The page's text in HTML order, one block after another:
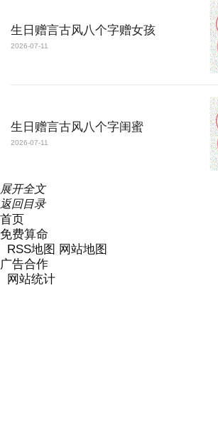
生日赠言古风八个字赠女孩
2026-07-11
生日赠言古风八个字闺蜜
2026-07-11
展开全文
返回目录
首页
免费算命
RSS地图 网站地图
广告合作
网站统计